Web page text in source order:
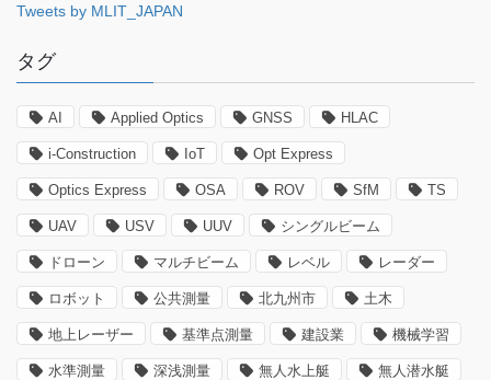
Tweets by MLIT_JAPAN
タグ
AI Applied Optics GNSS HLAC
i-Construction IoT Opt Express
Optics Express OSA ROV SfM TS
UAV USV UUV シングルビーム
ドローン マルチビーム レベル レーダー
ロボット 公共測量 北九州市 土木
地上レーザー 基準点測量 建設業 機械学習
水準測量 深浅測量 無人水上艇 無人潜水艇